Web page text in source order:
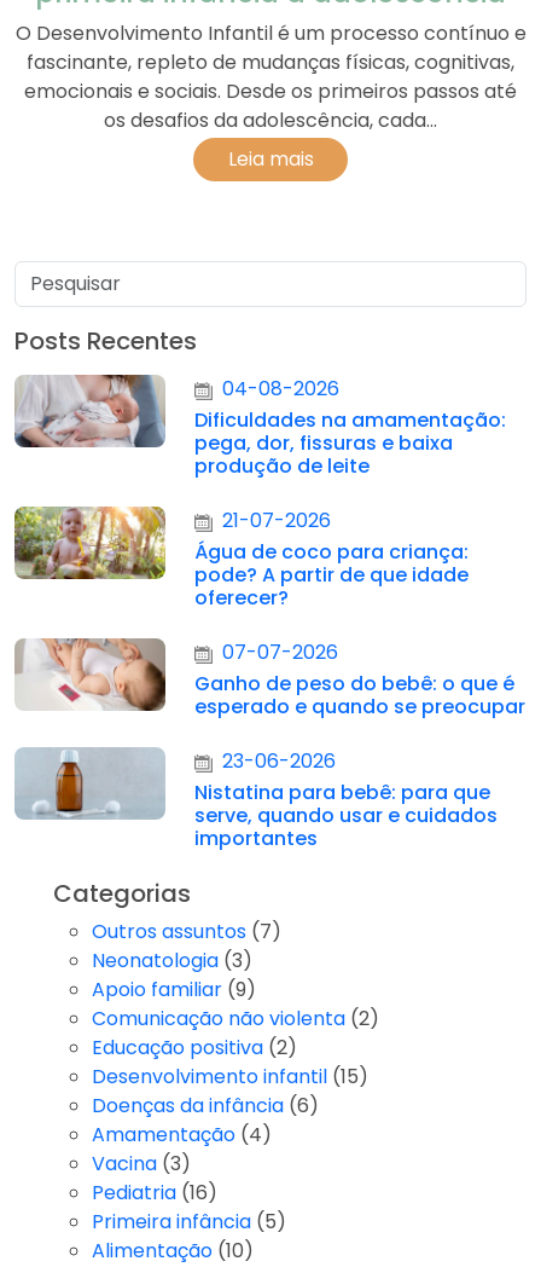
O Desenvolvimento Infantil é um processo contínuo e
fascinante, repleto de mudanças físicas, cognitivas,
emocionais e sociais. Desde os primeiros passos até
os desafios da adolescência, cada...
Leia mais
Posts Recentes
04-08-2026
Dificuldades na amamentação:
pega, dor, fissuras e baixa
produção de leite
21-07-2026
Água de coco para criança:
pode? A partir de que idade
oferecer?
07-07-2026
Ganho de peso do bebê: o que é
esperado e quando se preocupar
23-06-2026
Nistatina para bebê: para que
serve, quando usar e cuidados
importantes
Categorias
Outros assuntos (7)
Neonatologia (3)
Apoio familiar (9)
Comunicação não violenta (2)
Educação positiva (2)
Desenvolvimento infantil (15)
Doenças da infância (6)
Amamentação (4)
Vacina (3)
Pediatria (16)
Primeira infância (5)
Alimentação (10)